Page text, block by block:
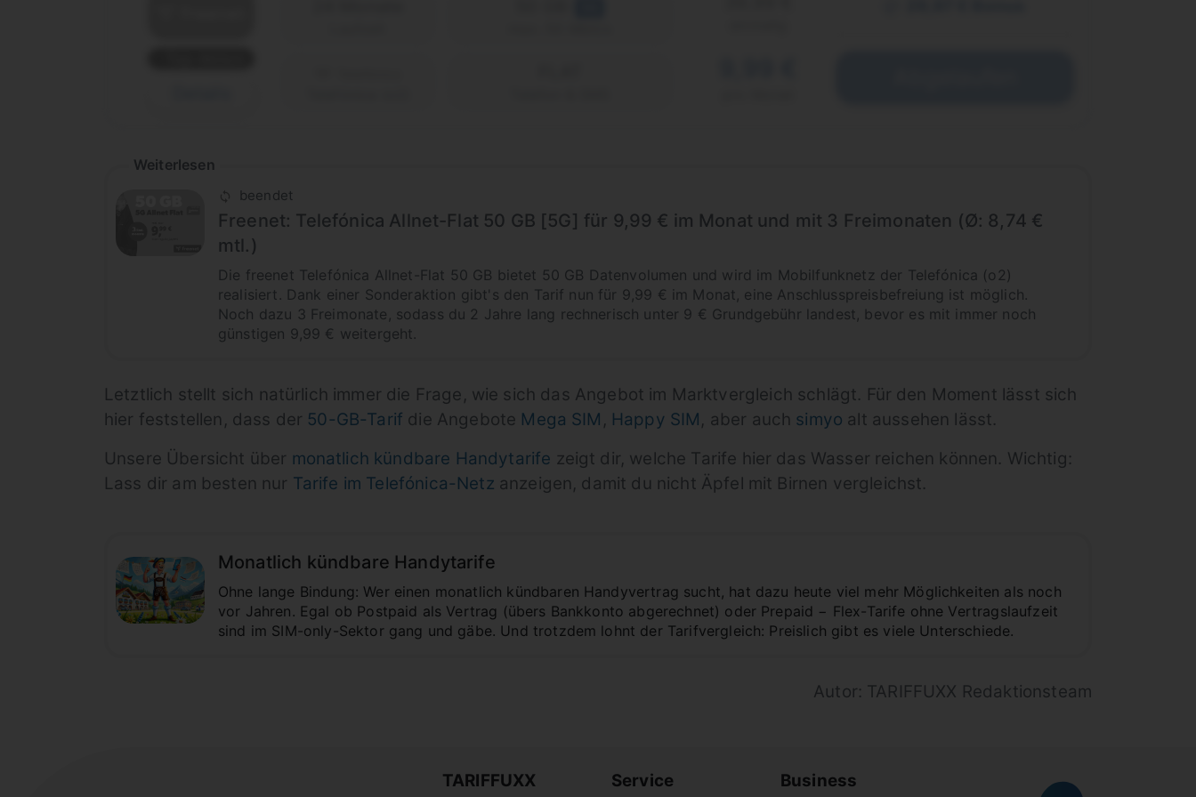
Weiterlesen
beendet
Freenet: Telefónica Allnet-Flat 50 GB [5G] für 9,99 € im Monat und mit 3 Freimonaten (Ø: 8,74 €
mtl.)
Die freenet Telefónica Allnet-Flat 50 GB bietet 50 GB Datenvolumen und wird im Mobilfunknetz der Telefónica (o2)
realisiert. Dank einer Sonderaktion gibt's den Tarif nun für 9,99 € im Monat, eine Anschlusspreisbefreiung ist möglich.
Noch dazu 3 Freimonate, sodass du 2 Jahre lang rechnerisch unter 9 € Grundgebühr landest, bevor es mit immer noch
günstigen 9,99 € weitergeht.
Letztlich stellt sich natürlich immer die Frage, wie sich das Angebot im Marktvergleich schlägt. Für den Moment lässt sich
hier feststellen, dass der 50-GB-Tarif die Angebote Mega SIM , Happy SIM, aber auch simyo alt aussehen lässt.
Unsere Übersicht über monatlich kündbare Handytarife zeigt dir, welche Tarife hier das Wasser reichen können. Wichtig:
Lass dir am besten nur Tarife im Telefónica-Netz anzeigen, damit du nicht Äpfel mit Birnen vergleichst.
Monatlich kündbare Handytarife
Ohne lange Bindung: Wer einen monatlich kündbaren Handyvertrag sucht, hat dazu heute viel mehr Möglichkeiten als noch
vor Jahren. Egal ob Postpaid als Vertrag (übers Bankkonto abgerechnet) oder Prepaid − Flex-Tarife ohne Vertragslaufzeit
sind im SIM-only-Sektor gang und gäbe. Und trotzdem lohnt der Tarifvergleich: Preislich gibt es viele Unterschiede.
Autor: TARIFFUXX Redaktionsteam
TARIFFUXX Service Business